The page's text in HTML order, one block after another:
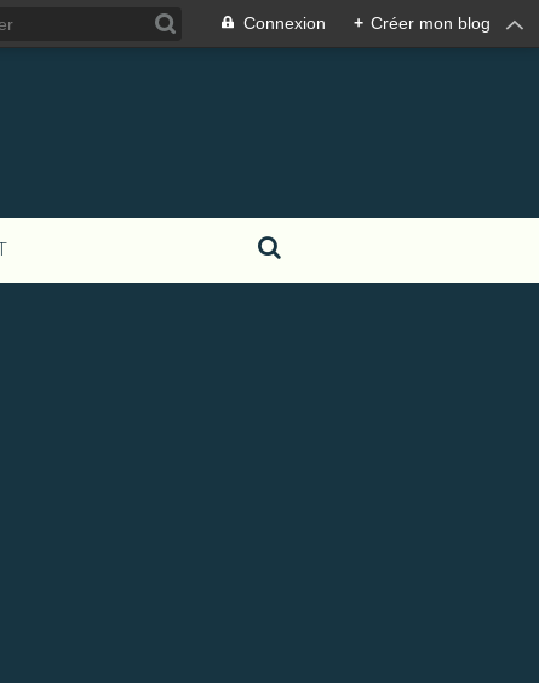
Connexion + Créer mon blog